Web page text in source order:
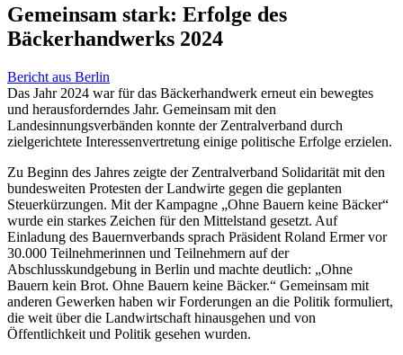
Gemeinsam stark: Erfolge des
Bäckerhandwerks 2024
Bericht aus Berlin
Das Jahr 2024 war für das Bäckerhandwerk erneut ein bewegtes
und herausforderndes Jahr. Gemeinsam mit den
Landesinnungsverbänden konnte der Zentralverband durch
zielgerichtete Interessenvertretung einige politische Erfolge erzielen.
Zu Beginn des Jahres zeigte der Zentralverband Solidarität mit den
bundesweiten Protesten der Landwirte gegen die geplanten
Steuerkürzungen. Mit der Kampagne „Ohne Bauern keine Bäcker“
wurde ein starkes Zeichen für den Mittelstand gesetzt. Auf
Einladung des Bauernverbands sprach Präsident Roland Ermer vor
30.000 Teilnehmerinnen und Teilnehmern auf der
Abschlusskundgebung in Berlin und machte deutlich: „Ohne
Bauern kein Brot. Ohne Bauern keine Bäcker.“ Gemeinsam mit
anderen Gewerken haben wir Forderungen an die Politik formuliert,
die weit über die Landwirtschaft hinausgehen und von
Öffentlichkeit und Politik gesehen wurden.